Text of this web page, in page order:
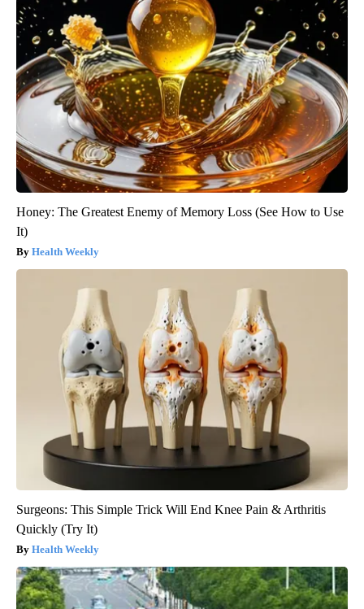
Honey: The Greatest Enemy of Memory Loss (See How to Use
It)
Health Weekly
Surgeons: This Simple Trick Will End Knee Pain & Arthritis
Quickly (Try It)
Health Weekly